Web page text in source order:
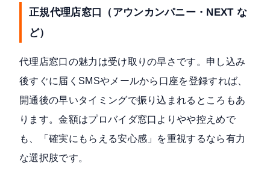
正規代理店窓口（アウンカンパニー・NEXT な
ど）
代理店窓口の魅力は受け取りの早さです。申し込み
後すぐに届くSMSやメールから口座を登録すれば、
開通後の早いタイミングで振り込まれるところもあ
ります。金額はプロバイダ窓口よりやや控えめで
も、「確実にもらえる安心感」を重視するなら有力
な選択肢です。